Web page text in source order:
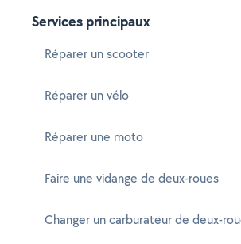
Services principaux
Réparer un scooter
Réparer un vélo
Réparer une moto
Faire une vidange de deux-roues
Changer un carburateur de deux-